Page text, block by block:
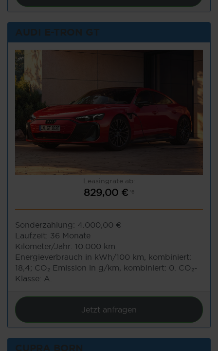
Leasingrate ab:
829,00 € *6
Sonderzahlung: 4.000,00 €
Laufzeit: 36 Monate
Kilometer/Jahr: 10.000 km
Energieverbrauch in kWh/100 km, kombiniert:
18,4; CO₂ Emission in g/km, kombiniert: 0. CO₂-
Klasse: A.
Jetzt anfragen